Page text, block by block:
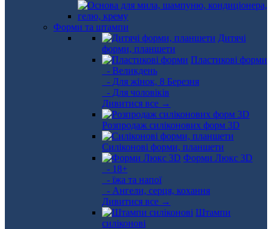
Форми та штампи
Дитячі
форми, планшети
Пластикові форми
- Великдень
- Для жінок, 8 Березня
- Для чоловіків
Дивитися все →
Розпродаж силіконових форм 3D
Силіконові форми, планшети
Форми Люкс 3D
- 18+
- їжа та напої
- Ангели, серця, кохання
Дивитися все →
Штампи
силіконові